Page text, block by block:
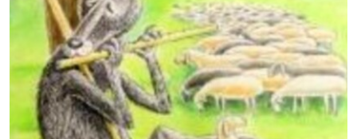
Озодлик бошқа тилларда